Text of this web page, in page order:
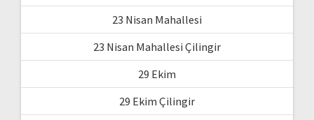
23 Nisan Mahallesi
23 Nisan Mahallesi Çilingir
29 Ekim
29 Ekim Çilingir